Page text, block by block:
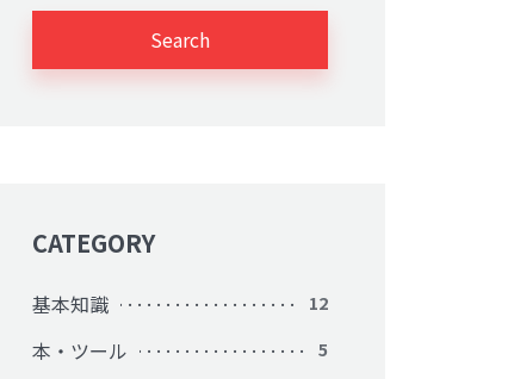
Search
CATEGORY
基本知識 12
本・ツール 5